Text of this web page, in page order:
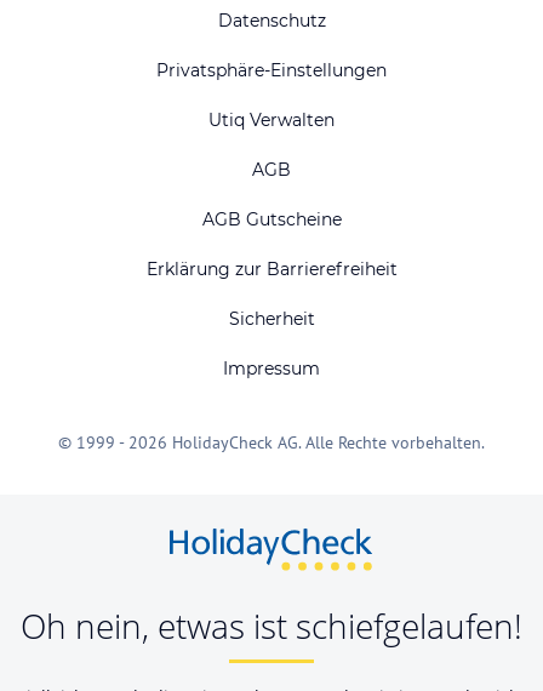
Datenschutz
Privatsphäre-Einstellungen
Utiq Verwalten
AGB
AGB Gutscheine
Erklärung zur Barrierefreiheit
Sicherheit
Impressum
© 1999 - 2026 HolidayCheck AG. Alle Rechte vorbehalten.
Oh nein, etwas ist schiefgelaufen!